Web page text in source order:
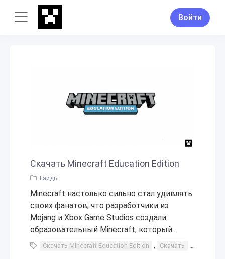
Войти
Скачать Minecraft Education Edition
Гайды
Minecraft настолько сильно стал удивлять
своих фанатов, что разработчики из
Mojang и Xbox Game Studios создали
образовательный Minecraft, который...
Скачать Minecraft Education Edition , Скачать ,